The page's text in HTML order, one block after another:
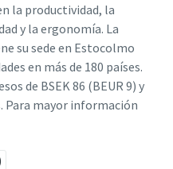
la productividad, la
y la ergonomía. La
su sede en Estocolmo
en más de 180 países.
de BSEK 86 (BEUR 9) y
Para mayor información